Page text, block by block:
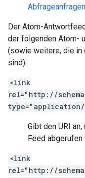
Abfrageanfragen
Der Atom-
der folgenden Atom-
(sowie weitere, die
sind):
<link
rel="http://
Gibt den URI
Feed abgerufen
<link
rel="http://